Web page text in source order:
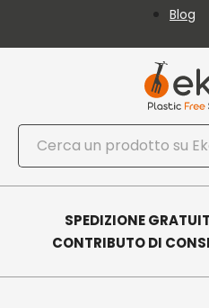
Blog
Cerca
SPEDIZIONE
CONTRIBUTO DI